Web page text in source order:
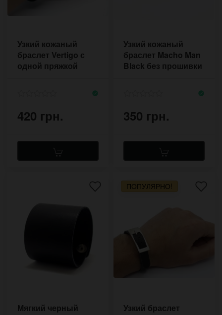
Узкий кожаный
браслет Vertigo с
одной пряжкой
420 грн.
Узкий кожаный
браслет Macho Man
Black без прошивки
350 грн.
Мягкий черный
ПОПУЛЯРНО!
Узкий браслет